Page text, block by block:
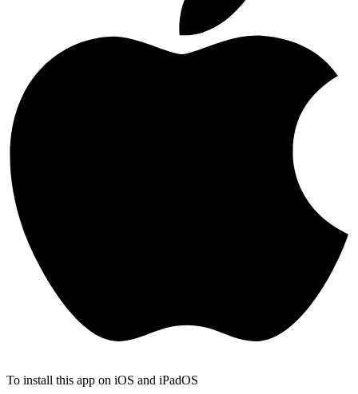
To install this app on iOS and iPadOS